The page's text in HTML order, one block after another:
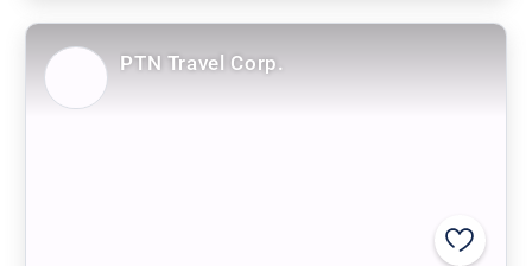
PTN Travel Corp.